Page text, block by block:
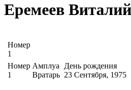
Еремеев
Номер
1
Номер
1
Амплуа
Вратарь
День рождения
23 Сентября, 1975